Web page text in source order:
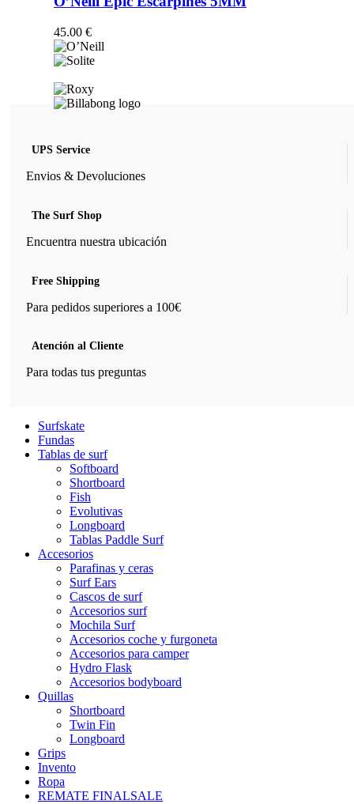
elegir
múltiples
45.00 €
UPS Service
Envios & Devoluciones
The Surf Shop
Encuentra nuestra ubicación
Free Shipping
Para pedidos superiores a 100€
Atención al Cliente
Para todas tus preguntas
Surfskate
Fundas
Tablas de surf
Softboard
Shortboard
Fish
Evolutivas
Longboard
Tablas Paddle Surf
Accesorios
Parafinas y ceras
Surf Ears
Cascos de surf
Accesorios surf
Mochila Surf
Accesorios coche y furgoneta
Accesorios para camper
Hydro Flask
Accesorios bodyboard
Quillas
Shortboard
Twin Fin
Longboard
Grips
Invento
Ropa
REMATE FINALSALE